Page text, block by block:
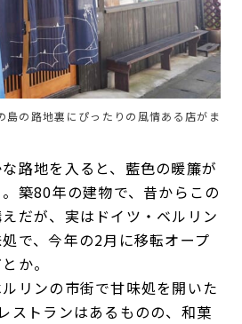
島の路地裏にぴったりの風情ある店がま
路地を入ると、藍色の暖簾が
築80年の建物で、昔からこの
だが、実はドイツ・ベルリン
で、今年の2月に移転オープ
か。
リンの市街で甘味処を開いた
ストランはあるものの、和菓